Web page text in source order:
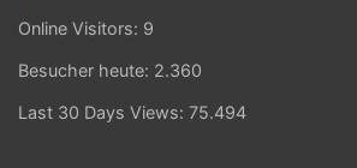
Online Visitors: 9
Besucher heute: 2.360
Last 30 Days Views: 75.494